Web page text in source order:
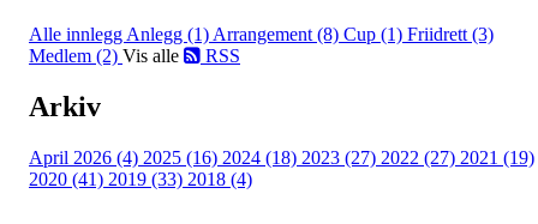
Alle innlegg Anlegg (1) Arrangement (8) Cup (1) Friidrett (3)
Medlem (2) Vis alle RSS
Arkiv
April 2026 (4) 2025 (16) 2024 (18) 2023 (27) 2022 (27) 2021 (19)
2020 (41) 2019 (33) 2018 (4)